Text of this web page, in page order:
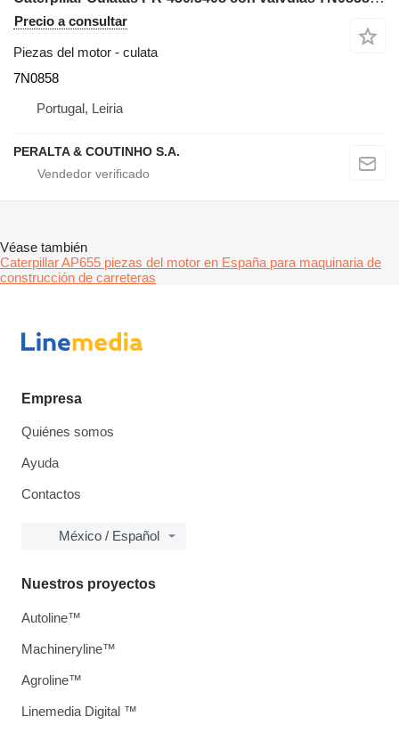
Precio a consultar
Piezas del motor - culata
7N0858
Portugal, Leiria
PERALTA & COUTINHO S.A.
Véase también
Caterpillar AP655 piezas del motor en España para maquinaria de
construcción de carreteras
Empresa
Quiénes somos
Ayuda
Contactos
México / Español
Nuestros proyectos
Autoline™
Machineryline™
Agroline™
Linemedia Digital ™